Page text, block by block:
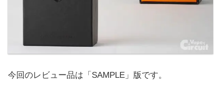
今回のレビュー品は「SAMPLE」版です。